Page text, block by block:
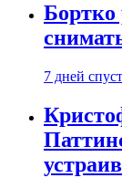
Бортко
7 дней